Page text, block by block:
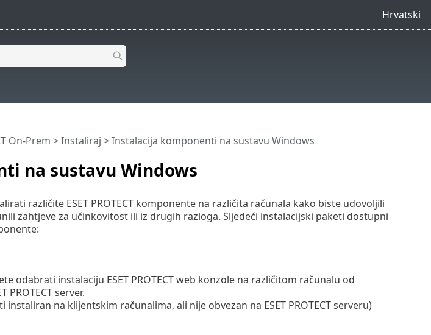
Hrvatski
na sustavu Windows
On-Prem >Instaliraj > Instalacija komponenti na sustavu Windows
različite ESET PROTECT komponente na različita računala kako biste udovoljili
zahtjeve za učinkovitost ili iz drugih razloga. Sljedeći instalacijski paketi dostupni
odabrati instalaciju ESET PROTECT web konzole na različitom računalu od
PROTECT server.
na klijentskim računalima, ali nije obvezan na ESET PROTECT serveru)